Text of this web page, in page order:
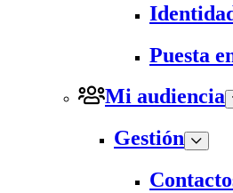
Puesta
Mi audiencia
Gestión